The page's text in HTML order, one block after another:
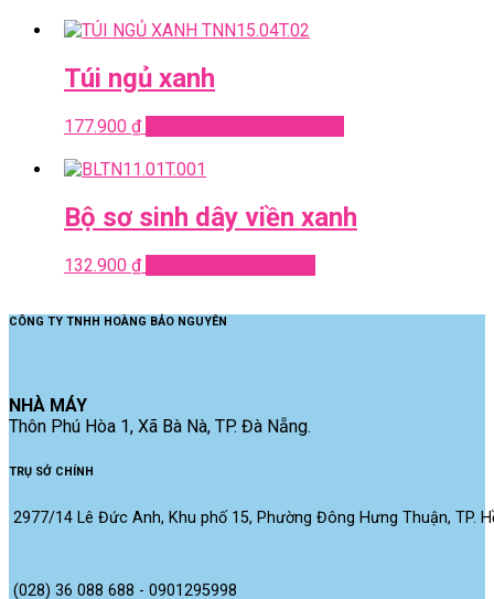
Túi ngủ xanh
177.900 ₫
Bộ sơ sinh dây viền xanh
132.900 ₫
CÔNG TY TNHH HOÀNG BẢO NGUYÊN
NHÀ MÁY
Thôn Phú Hòa 1, Xã Bà Nà, TP. Đà Nẵng.
TRỤ SỞ CHÍNH
2977/14 Lê Đức Anh, Khu phố 15, Phường Đông Hưng Thuận, TP.
(028) 36 088 688 - 0901295998